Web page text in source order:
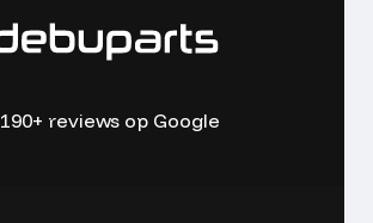
190+ reviews op Google